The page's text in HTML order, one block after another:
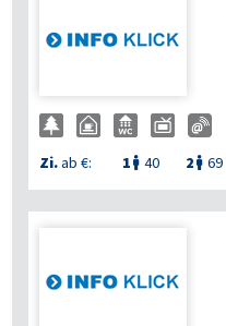
Zi.ab €: 1  40 2  69